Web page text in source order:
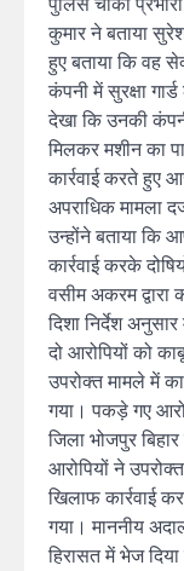
कुमार ने बताया
हुए बताया कि वह
कंपनी में सुरक्षा
देखा कि उनकी
मिलकर मशीन का
कार्रवाई करते हुए
अपराधिक मामला
उन्होंने बताया कि
कार्रवाई करके
वसीम अकरम
दिशा निर्देश
दो आरोपियों को
उपरोक्त मामले में
गया। पकड़े गए
जिला भोजपुर
आरोपियों ने
खिलाफ कार्रवाई
गया। माननीय
हिरासत में भेज दिया